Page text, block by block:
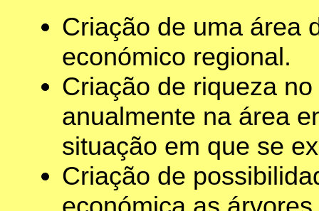
Criação de uma área
económico regional.
Criação de riqueza
anualmente na área
situação em que se
Criação de